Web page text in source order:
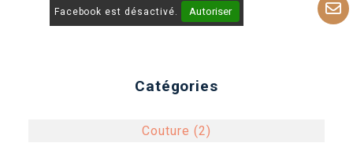
Facebook est désactivé. Autoriser
Catégories
Couture (2)